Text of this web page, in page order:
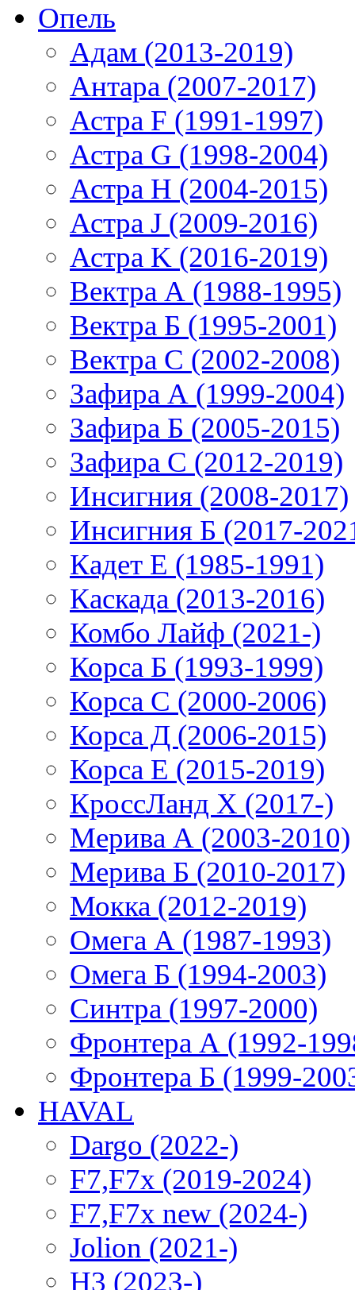
Опель
Адам (2013-2019)
Антара (2007-2017)
Астра F (1991-1997)
Астра G (1998-2004)
Астра H (2004-2015)
Астра J (2009-2016)
Астра K (2016-2019)
Вектра А (1988-1995)
Вектра Б (1995-2001)
Вектра С (2002-2008)
Зафира А (1999-2004)
Зафира Б (2005-2015)
Зафира С (2012-2019)
Инсигния (2008-2017)
Инсигния Б (2017-
Кадет Е (1985-1991)
Каскада (2013-2016)
Комбо Лайф (2021-)
Корса Б (1993-1999)
Корса С (2000-2006)
Корса Д (2006-2015)
Корса E (2015-2019)
КроссЛанд X (2017-)
Мерива А (2003-2010)
Мерива Б (2010-2017)
Мокка (2012-2019)
Омега А (1987-1993)
Омега Б (1994-2003)
Синтра (1997-2000)
Фронтера А (1992-
Фронтера Б (1999-
HAVAL
Dargo (2022-)
F7,F7x (2019-2024)
F7,F7x new (2024-)
Jolion (2021-)
H3 (2023-)